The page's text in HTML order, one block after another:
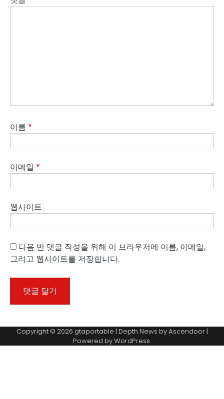
이름 *
이메일 *
웹사이트
다음 번 댓글 작성을 위해 이 브라우저에 이름, 이메일,
그리고 웹사이트를 저장합니다.
Copyright © 2026 gtaportable | Depth News byAscendoor|
Powered byWordPress.